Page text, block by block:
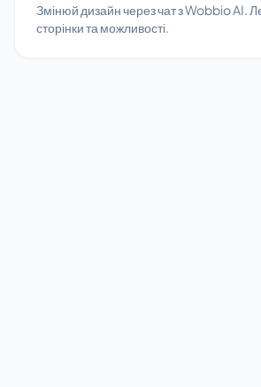
Змінюй дизайн через чат з Wobbio AI.
сторінки та можливості.